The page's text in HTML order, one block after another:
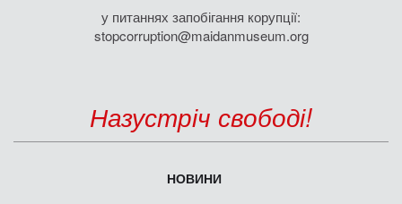
у питаннях запобігання корупції:
stopcorruption@maidanmuseum.org
Назустріч свободі!
НОВИНИ